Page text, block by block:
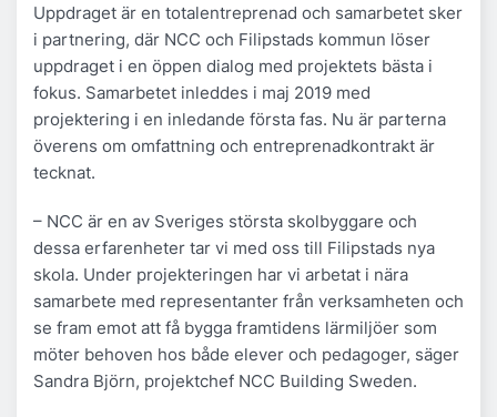
Uppdraget är en totalentreprenad och samarbetet sker
i partnering, där NCC och Filipstads kommun löser
uppdraget i en öppen dialog med projektets bästa i
fokus. Samarbetet inleddes i maj 2019 med
projektering i en inledande första fas. Nu är parterna
överens om omfattning och entreprenadkontrakt är
tecknat.
– NCC är en av Sveriges största skolbyggare och
dessa erfarenheter tar vi med oss till Filipstads nya
skola. Under projekteringen har vi arbetat i nära
samarbete med representanter från verksamheten och
se fram emot att få bygga framtidens lärmiljöer som
möter behoven hos både elever och pedagoger, säger
Sandra Björn, projektchef NCC Building Sweden.